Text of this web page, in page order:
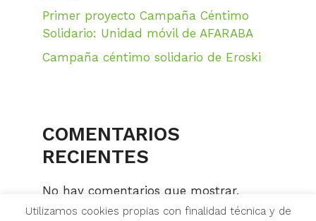
Primer proyecto Campaña Céntimo
Solidario: Unidad móvil de AFARABA
Campaña céntimo solidario de Eroski
COMENTARIOS
RECIENTES
No hay comentarios que mostrar.
Utilizamos cookies propias con finalidad técnica y de